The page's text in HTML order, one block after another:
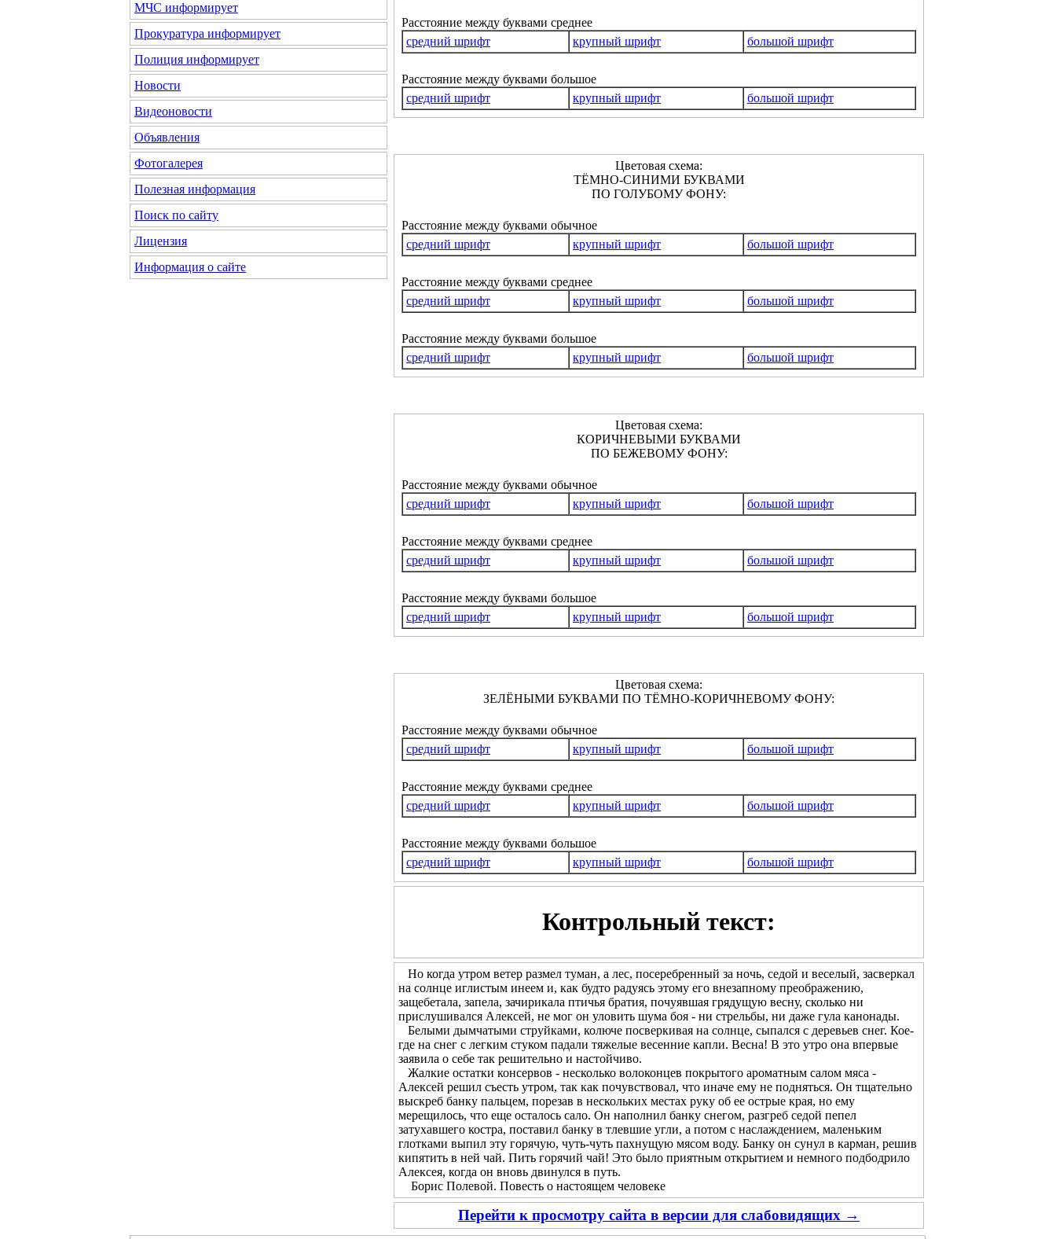
МЧС информирует
Прокуратура информирует
Полиция информирует
Новости
Видеоновости
Объявления
Фотогалерея
Полезная информация
Поиск по сайту
Лицензия
Информация о сайте
Расстояние между буквами среднее
средний шрифт
крупный шрифт большой шрифт
Расстояние между буквами большое
средний шрифт
крупный шрифт большой шрифт
Цветовая схема:
ТЁМНО-СИНИМИ БУКВАМИ
ПО ГОЛУБОМУ ФОНУ:
Расстояние между буквами обычное
средний шрифт
крупный шрифт большой шрифт
Расстояние между буквами среднее
средний шрифт
крупный шрифт большой шрифт
Расстояние между буквами большое
средний шрифт
крупный шрифт большой шрифт
Цветовая схема:
КОРИЧНЕВЫМИ БУКВАМИ
ПО БЕЖЕВОМУ ФОНУ:
Расстояние между буквами обычное
средний шрифт
крупный шрифт большой шрифт
Расстояние между буквами среднее
средний шрифт
крупный шрифт большой шрифт
Расстояние между буквами большое
средний шрифт
крупный шрифт большой шрифт
Цветовая схема:
ЗЕЛЁНЫМИ БУКВАМИ ПО ТЁМНО-КОРИЧНЕВОМУ ФОНУ:
Расстояние между буквами обычное
средний шрифт
крупный шрифт большой шрифт
Расстояние между буквами среднее
средний шрифт
крупный шрифт большой шрифт
Расстояние между буквами большое
средний шрифт
крупный шрифт большой шрифт
Контрольный текст:
Но когда утром ветер размел туман, а лес, посеребренный за ночь, седой и веселый, засверкал
на солнце иглистым инеем и, как будто радуясь этому его внезапному преображению,
защебетала, запела, зачирикала птичья братия, почуявшая грядущую весну, сколько ни
прислушивался Алексей, не мог он уловить шума боя - ни стрельбы, ни даже гула канонады.
Белыми дымчатыми струйками, колюче посверкивая на солнце, сыпался с деревьев снег. Кое-
где на снег с легким стуком падали тяжелые весенние капли. Весна! В это утро она впервые
заявила о себе так решительно и настойчиво.
Жалкие остатки консервов - несколько волоконцев покрытого ароматным салом мяса -
Алексей решил съесть утром, так как почувствовал, что иначе ему не подняться. Он тщательно
выскреб банку пальцем, порезав в нескольких местах руку об ее острые края, но ему
мерещилось, что еще осталось сало. Он наполнил банку снегом, разгреб седой пепел
затухавшего костра, поставил банку в тлевшие угли, а потом с наслаждением, маленьким
глотками выпил эту горячую, чуть-чуть пахнущую мясом воду. Банку он сунул в карман, решив
кипятить в ней чай. Пить горячий чай! Это было приятным открытием и немного подбодрило
Алексея, когда он вновь двинулся в путь.
Борис Полевой. Повесть о настоящем человеке
Перейти к просмотру сайта в версии для слабовидящих →